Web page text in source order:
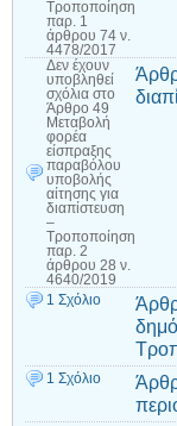
Τροποποίηση
παρ. 1
άρθρου 74 ν.
4478/2017
Δεν έχουν
υποβληθεί
σχόλια στο
Άρθρο 49
Μεταβολή
φορέα
είσπραξης
παραβόλου
υποβολής
αίτησης για
διαπίστευση
–
Τροποποίηση
παρ. 2
άρθρου 28 ν.
4640/2019
1 Σχόλιο
1 Σχόλιο